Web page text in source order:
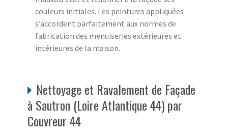
couleurs initiales. Les peintures appliquées
s’accordent parfaitement aux normes de
fabrication des menuiseries extérieures et
intérieures de la maison.
Nettoyage et Ravalement de Façade
à Sautron (Loire Atlantique 44) par
Couvreur 44